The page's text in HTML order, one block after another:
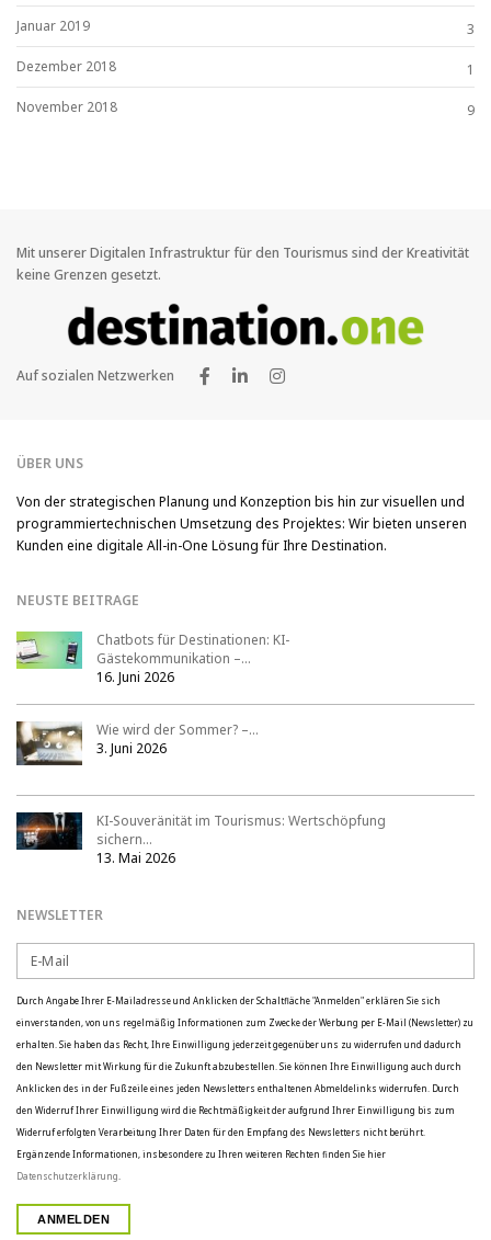
Januar 2019
3
Dezember 2018
1
November 2018
9
Mit unserer Digitalen Infrastruktur für den Tourismus sind der Kreativität
keine Grenzen gesetzt.
Auf sozialen Netzwerken
ÜBER UNS
Von der strategischen Planung und Konzeption bis hin zur visuellen und
programmiertechnischen Umsetzung des Projektes: Wir bieten unseren
Kunden eine digitale All-in-One Lösung für Ihre Destination.
NEUSTE BEITRAGE
Chatbots für Destinationen: KI-
Gästekommunikation –…
16. Juni 2026
Wie wird der Sommer? –…
3. Juni 2026
KI-Souveränität im Tourismus: Wertschöpfung
sichern…
13. Mai 2026
NEWSLETTER
Durch Angabe Ihrer E-Mailadresse und Anklicken der Schaltfläche "Anmelden" erklären Sie sich
einverstanden, von uns regelmäßig Informationen zum Zwecke der Werbung per E-Mail (Newsletter) zu
erhalten. Sie haben das Recht, Ihre Einwilligung jederzeit gegenüber uns zu widerrufen und dadurch
den Newsletter mit Wirkung für die Zukunft abzubestellen. Sie können Ihre Einwilligung auch durch
Anklicken des in der Fußzeile eines jeden Newsletters enthaltenen Abmeldelinks widerrufen. Durch
den Widerruf Ihrer Einwilligung wird die Rechtmäßigkeit der aufgrund Ihrer Einwilligung bis zum
Widerruf erfolgten Verarbeitung Ihrer Daten für den Empfang des Newsletters nicht berührt.
Ergänzende Informationen, insbesondere zu Ihren weiteren Rechten finden Sie hier
Datenschutzerklärung.